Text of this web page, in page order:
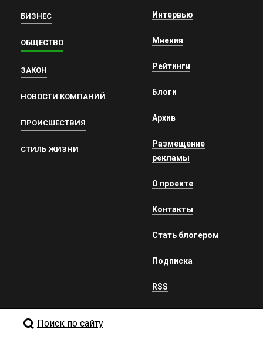
БИЗНЕС
ОБЩЕСТВО
ЗАКОН
НОВОСТИ КОМПАНИЙ
ПРОИСШЕСТВИЯ
СТИЛЬ ЖИЗНИ
Интервью
Мнения
Рейтинги
Блоги
Архив
Размещение
рекламы
О проекте
Контакты
Стать блогером
Подписка
RSS
Поиск по сайту